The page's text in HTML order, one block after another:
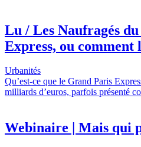
Lu / Les Naufragés
Express, ou comment
Urbanités
Qu’est-ce que le Grand Paris
milliards d’euros, parfois présenté
Webinaire | Mais qui